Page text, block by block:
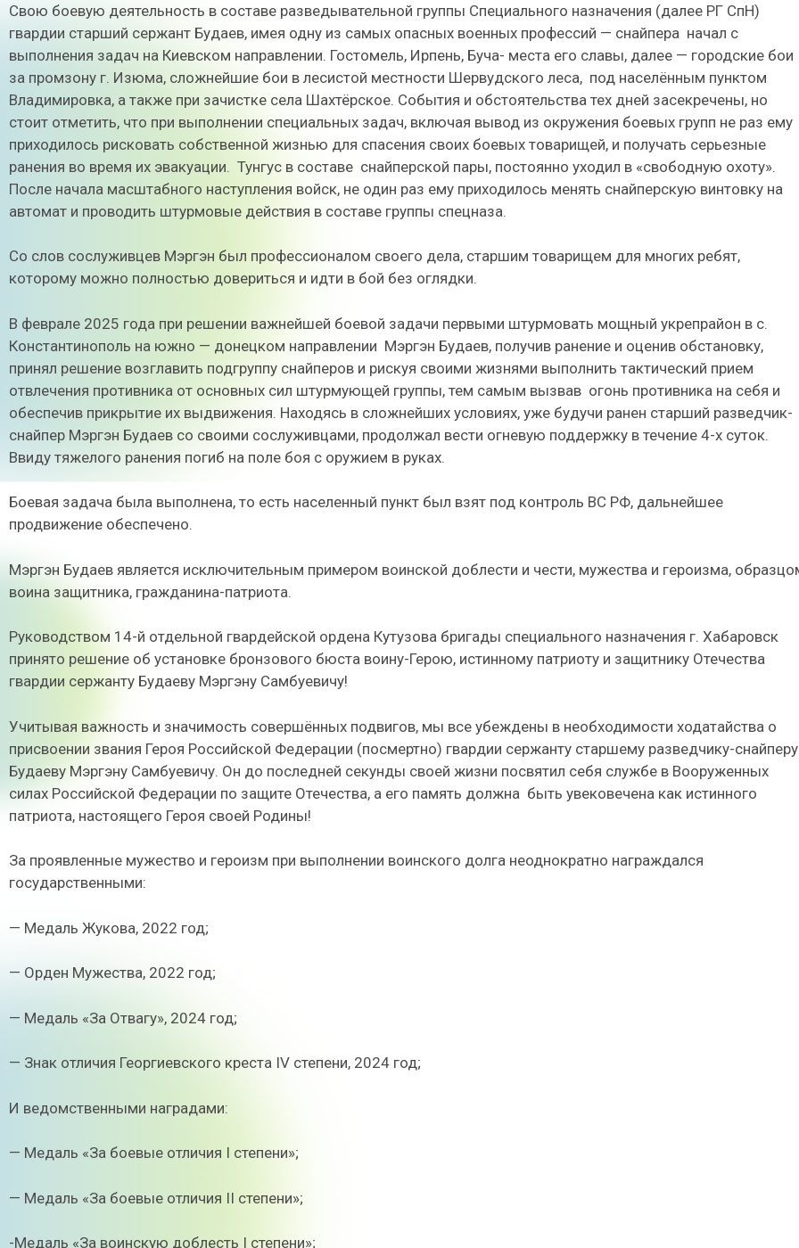
Свою боевую деятельность в составе разведывательной группы Специального назначения (далее РГ СпН)
гвардии старший сержант Будаев, имея одну из самых опасных военных профессий — снайпера начал с
выполнения задач на Киевском направлении. Гостомель, Ирпень, Буча- места его славы, далее — городские бои
за промзону г. Изюма, сложнейшие бои в лесистой местности Шервудского леса, под населённым пунктом
Владимировка, а также при зачистке села Шахтёрское. События и обстоятельства тех дней засекречены, но
стоит отметить, что при выполнении специальных задач, включая вывод из окружения боевых групп не раз ему
приходилось рисковать собственной жизнью для спасения своих боевых товарищей, и получать серьезные
ранения во время их эвакуации. Тунгус в составе снайперской пары, постоянно уходил в «свободную охоту».
После начала масштабного наступления войск, не один раз ему приходилось менять снайперскую винтовку на
автомат и проводить штурмовые действия в составе группы спецназа.
Со слов сослуживцев Мэргэн был профессионалом своего дела, старшим товарищем для многих ребят,
которому можно полностью довериться и идти в бой без оглядки.
В феврале 2025 года при решении важнейшей боевой задачи первыми штурмовать мощный укрепрайон в с.
Константинополь на южно — донецком направлении Мэргэн Будаев, получив ранение и оценив обстановку,
принял решение возглавить подгруппу снайперов и рискуя своими жизнями выполнить тактический прием
отвлечения противника от основных сил штурмующей группы, тем самым вызвав огонь противника на себя и
обеспечив прикрытие их выдвижения. Находясь в сложнейших условиях, уже будучи ранен старший разведчик-
снайпер Мэргэн Будаев со своими сослуживцами, продолжал вести огневую поддержку в течение 4-х суток.
Ввиду тяжелого ранения погиб на поле боя с оружием в руках.
Боевая задача была выполнена, то есть населенный пункт был взят под контроль ВС РФ, дальнейшее
продвижение обеспечено.
Мэргэн Будаев является исключительным примером воинской доблести и чести, мужества и героизма,
воина защитника, гражданина-патриота.
Руководством 14-й отдельной гвардейской ордена Кутузова бригады специального назначения г. Хабаровск
принято решение об установке бронзового бюста воину-Герою, истинному патриоту и защитнику Отечества
гвардии сержанту Будаеву Мэргэну Самбуевичу!
Учитывая важность и значимость совершённых подвигов, мы все убеждены в необходимости ходатайства о
присвоении звания Героя Российской Федерации (посмертно) гвардии сержанту старшему разведчику-снайперу
Будаеву Мэргэну Самбуевичу. Он до последней секунды своей жизни посвятил себя службе в Вооруженных
силах Российской Федерации по защите Отечества, а его память должна быть увековечена как истинного
патриота, настоящего Героя своей Родины!
За проявленные мужество и героизм при выполнении воинского долга неоднократно награждался
государственными:
— Медаль Жукова, 2022 год;
— Орден Мужества, 2022 год;
— Медаль «За Отвагу», 2024 год;
— Знак отличия Георгиевского креста IV степени, 2024 год;
И ведомственными наградами:
— Медаль «За боевые отличия I степени»;
— Медаль «За боевые отличия II степени»;
-Медаль «За воинскую доблесть I степени»;